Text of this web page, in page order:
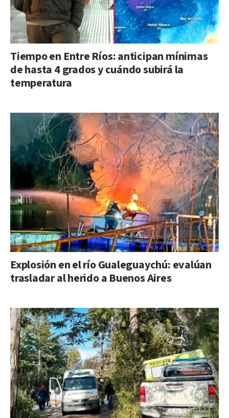
Tiempo en Entre Ríos: anticipan mínimas
de hasta 4 grados y cuándo subirá la
temperatura
Explosión en el río Gualeguaychú: evalúan
trasladar al herido a Buenos Aires